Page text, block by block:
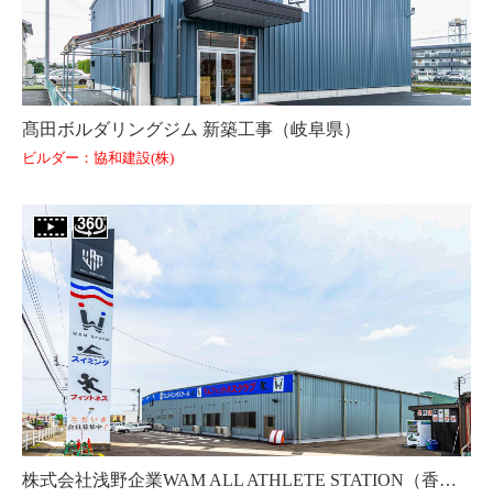
髙田ボルダリングジム 新築工事（岐阜県）
ビルダー：協和建設(株)
株式会社浅野企業WAM ALL ATHLETE STATION（香川県）